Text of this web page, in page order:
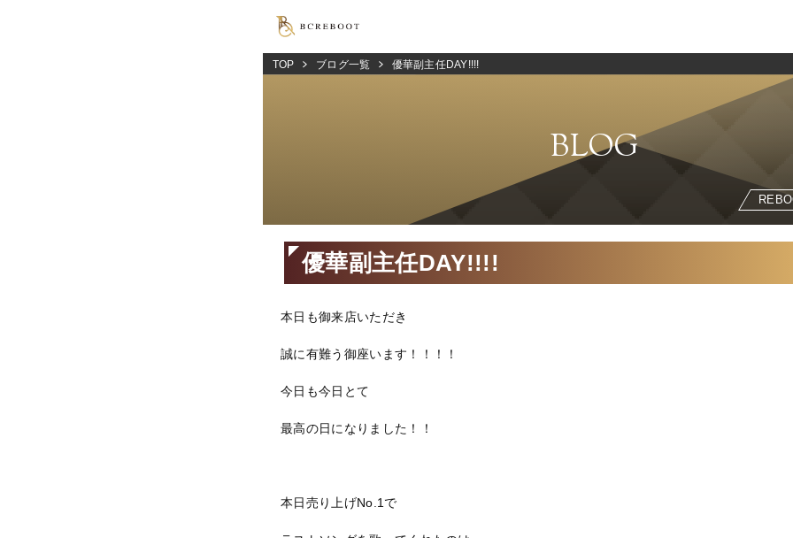
TOP ブログ一覧 優華副主任DAY!!!!
BLOG
優華副主任DAY!!!!
本日も御来店いただき
誠に有難う御座います！！！！
今日も今日とて
最高の日になりました！！
本日売り上げNo.1で